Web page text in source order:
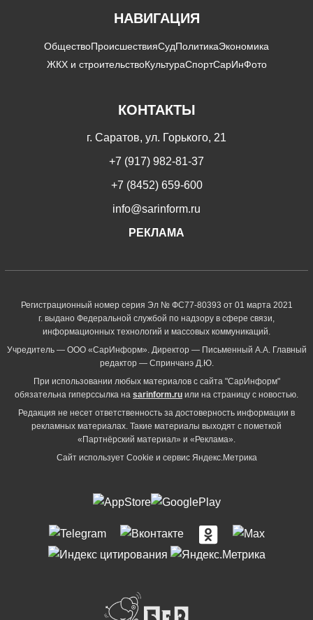
НАВИГАЦИЯ
ОбществоПроисшествияСудПолитикаЭкономика
ЖКХ и строительствоКультураСпортСарИнФото
КОНТАКТЫ
г. Саратов, ул. Горького, 21
+7 (917) 982-81-37
+7 (8452) 659-600
info@sarinform.ru
РЕКЛАМА
Регистрационный номер серия Эл № ФС77-80393 от 01 марта 2021
г. выдано Федеральной службой по надзору в сфере связи,
информационных технологий и массовых коммуникаций.
Учредитель — ООО «СарИнформ». Директор — Письменный А.А. Главный
редактор — Спринчанэ Д.Ю.
При использовании любых материалов с сайта "СарИнформ"
обязательна гиперссылка на sarinform.ru или на страницу с новостью.
Редакция не несет ответственность за достоверность информации в
рекламных материалах. Такие материалы выходят с пометкой
«Партнёрский материал» и «Реклама».
Сайт использует Cookie и сервиc Яндекс.Метрика